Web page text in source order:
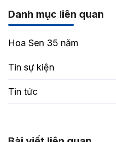
Danh mục liên quan
Hoa Sen 35 năm
Tin sự kiện
Tin tức